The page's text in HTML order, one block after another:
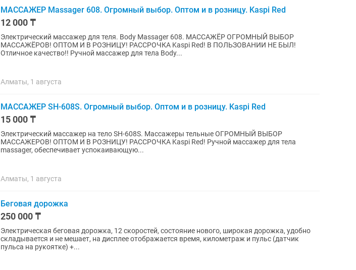
МАССАЖЕР Massager 608. Огромный выбор. Оптом и в розницу. Kaspi Red
12 000 ₸
Электрический массажер для теля. Body Massager 608. МАССАЖЁР ОГРОМНЫЙ ВЫБОР
МАССАЖЁРОВ! ОПТОМ И В РОЗНИЦУ! РАССРОЧКА Kaspi Red! В ПОЛЬЗОВАНИИ НЕ БЫЛ!
Отличное качество!! Ручной массажер для тела Body...
Алматы, 1 августа
МАССАЖЕР SH-608S. Огромный выбор. Оптом и в розницу. Kaspi Red
15 000 ₸
Электрический массажер на тело SH-608S. Массажеры тельные ОГРОМНЫЙ ВЫБОР
МАССАЖЕРОВ! ОПТОМ И В РОЗНИЦУ! РАССРОЧКА Kaspi Red! Ручной массажер для тела
massager, обеспечивает успокаивающую...
Алматы, 1 августа
Беговая дорожка
250 000 ₸
Электрическая беговая дорожка, 12 скоростей, состояние нового, широкая дорожка, удобно
складывается и не мешает, на дисплее отображается время, километраж и пульс (датчик
пульса на рукоятке) +...